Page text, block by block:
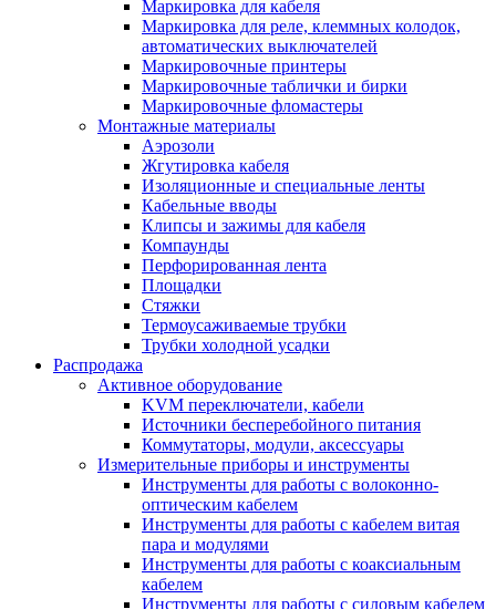
Маркировка для кабеля
Маркировка для реле, клеммных колодок,
автоматических выключателей
Маркировочные принтеры
Маркировочные таблички и бирки
Маркировочные фломастеры
Монтажные материалы
Аэрозоли
Жгутировка кабеля
Изоляционные и специальные ленты
Кабельные вводы
Клипсы и зажимы для кабеля
Компаунды
Перфорированная лента
Площадки
Стяжки
Термоусаживаемые трубки
Трубки холодной усадки
Распродажа
Активное оборудование
KVM переключатели, кабели
Источники бесперебойного питания
Коммутаторы, модули, аксессуары
Измерительные приборы и инструменты
Инструменты для работы с волоконно-
оптическим кабелем
Инструменты для работы с кабелем витая
пара и модулями
Инструменты для работы с коаксиальным
кабелем
Инструменты для работы с силовым кабелем